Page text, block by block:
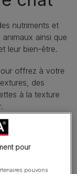
nutriments et
animaux ainsi que
leur bien-être.
offrez à votre
des
à la texture
votre chat à
pour
pouvons